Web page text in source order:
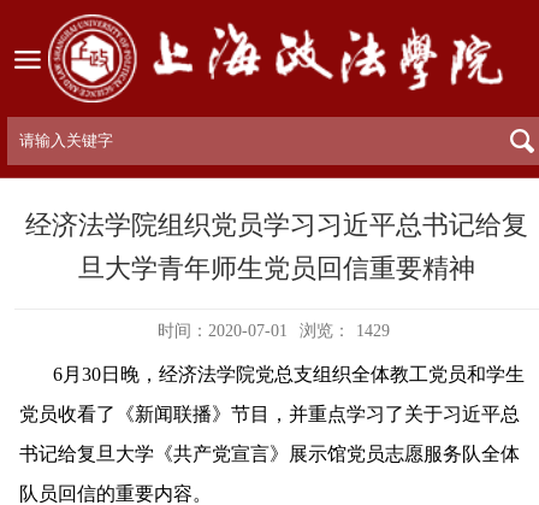
经济法学院组织党员学习习近平总书记给复
旦大学青年师生党员回信重要精神
时间：2020-07-01 浏览： 1429
6月 30日晚，经济法学院党总支组织全体教工党员和学生
党员收看了《新闻联播》节目，并重点学习了关于习近平总
书记给复旦大学《共产党宣言》展示馆党员志愿服务队全体
队员回信的重要内容。